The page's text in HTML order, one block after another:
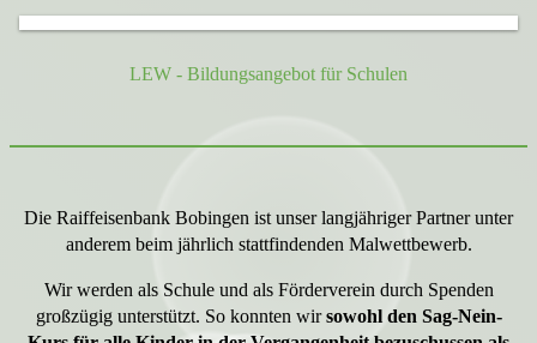
LEW - Bildungsangebot für Schulen
Die Raiffeisenbank Bobingen ist unser langjähriger Partner unter
anderem beim jährlich stattfindenden Malwettbewerb.
Wir werden als Schule und als Förderverein durch Spenden
großzügig unterstützt. So konnten wirsowohl den Sag-Nein-